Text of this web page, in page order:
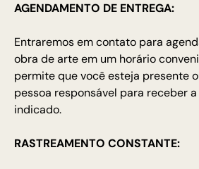
AGENDAMENTO DE ENTREGA:
Entraremos em contato para
obra de arte em um horário
permite que você esteja presente
pessoa responsável para receber
indicado.
RASTREAMENTO CONSTANTE: